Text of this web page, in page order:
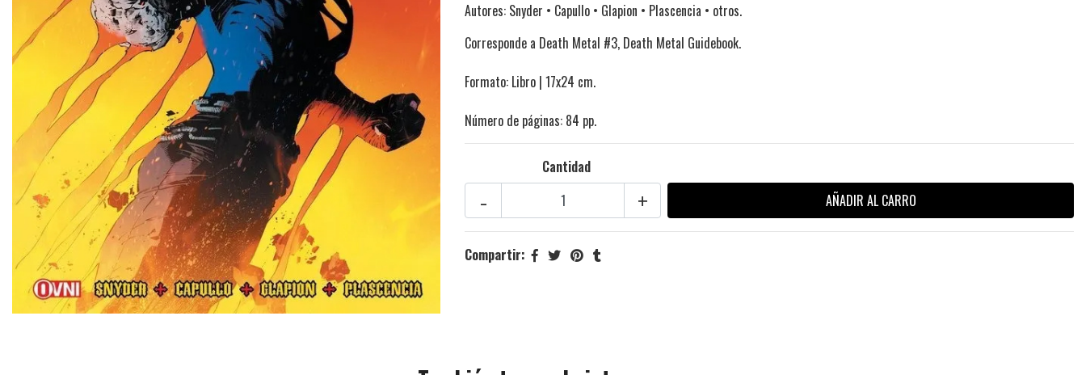
Autores: Snyder • Capullo • Glapion • Plascencia • otros.
Corresponde a Death Metal #3, Death Metal Guidebook.
Formato: Libro | 17x24 cm.
Número de páginas: 84 pp.
Cantidad
+
-
Compartir: